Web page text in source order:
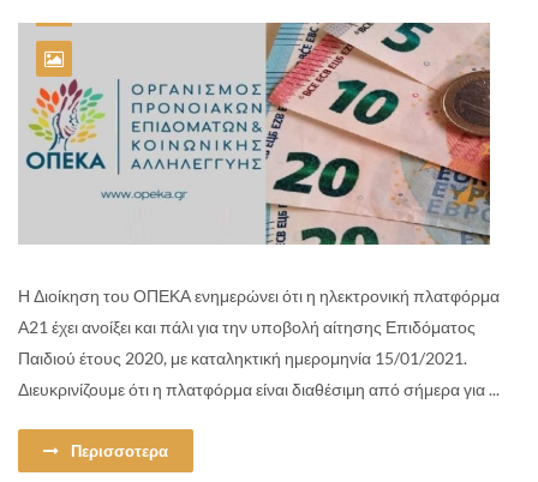
Η Διοίκηση του ΟΠΕΚΑ ενημερώνει ότι η ηλεκτρονική πλατφόρμα
Α21 έχει ανοίξει και πάλι για την υποβολή αίτησης Επιδόματος
Παιδιού έτους 2020, με καταληκτική ημερομηνία 15/01/2021.
Διευκρινίζουμε ότι η πλατφόρμα είναι διαθέσιμη από σήμερα για ...
Περισσοτερα